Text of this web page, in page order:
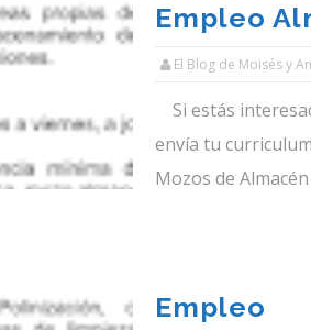
Empleo
Almacen
Blog De
El Blog de Moisés y
Si estás
envía tu
Mozos de
Empleo